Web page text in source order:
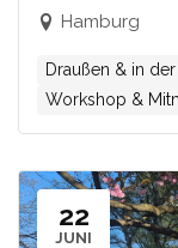
Tafel für
und
Hamburg
Draußen & in
Workshop &
22
JUNI